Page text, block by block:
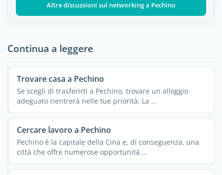
Altre discussioni sul networking a Pechino
Continua a leggere
Trovare casa a Pechino
Se scegli di trasferirti a Pechino, trovare un alloggio
adeguato rientrerà nelle tue priorità. La ...
Cercare lavoro a Pechino
Pechino è la capitale della Cina e, di conseguenza, una
città che offre numerose opportunità ...